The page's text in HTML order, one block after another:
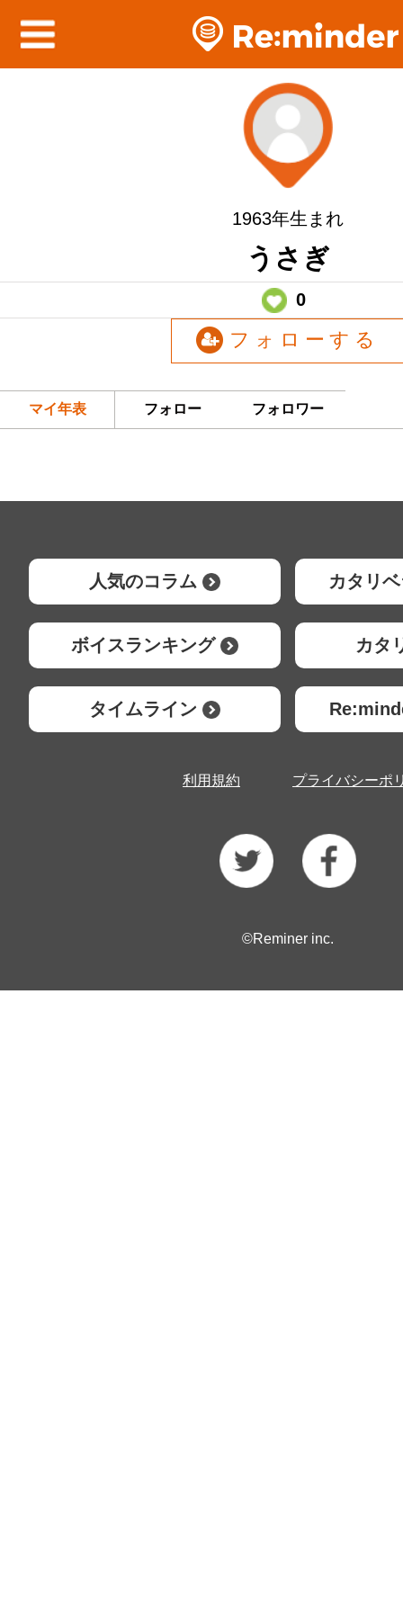
1963年生まれ
うさぎ
0
フォローする
マイ年表 フォロー フォロワー
人気のコラム カタリ
ボイスランキング カタ
タイムライン
利用規約 プライバシーポ
©Reminer inc.